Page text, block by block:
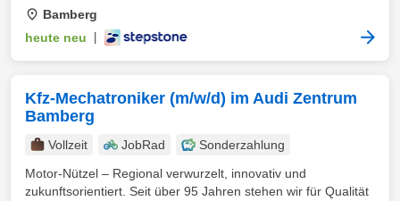
Bamberg
heute neu
Kfz-Mechatroniker (m/w/d) im Audi Zentrum
Bamberg
Vollzeit JobRad
Sonderzahlung
Motor-Nützel – Regional verwurzelt, innovativ und
zukunftsorientiert. Seit über 95 Jahren stehen wir für Qualität